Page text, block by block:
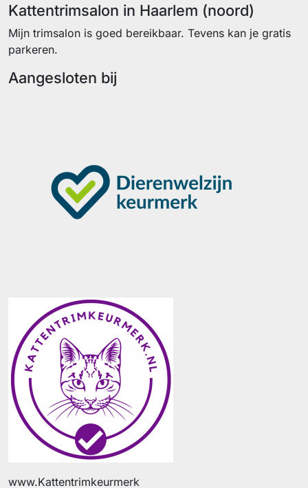
Kattentrimsalon in Haarlem (noord)
Mijn trimsalon is goed bereikbaar. Tevens kan je gratis
parkeren.
Aangesloten bij
www.Kattentrimkeurmerk